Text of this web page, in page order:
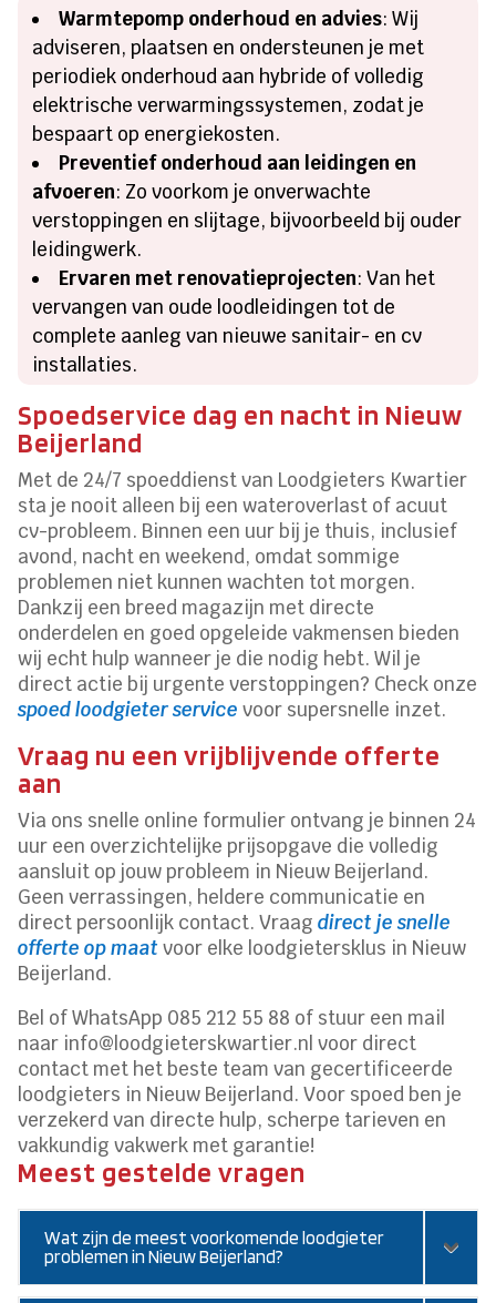
Warmtepomp onderhoud en advies: Wij
adviseren, plaatsen en ondersteunen je met
periodiek onderhoud aan hybride of volledig
elektrische verwarmingssystemen, zodat je
bespaart op energiekosten.
Preventief onderhoud aan leidingen en
afvoeren: Zo voorkom je onverwachte
verstoppingen en slijtage, bijvoorbeeld bij ouder
leidingwerk.
Ervaren met renovatieprojecten: Van het
vervangen van oude loodleidingen tot de
complete aanleg van nieuwe sanitair- en cv
installaties.
Spoedservice dag en nacht in Nieuw
Beijerland
Met de 24/7 spoeddienst van Loodgieters Kwartier
sta je nooit alleen bij een wateroverlast of acuut
cv-probleem. Binnen een uur bij je thuis, inclusief
avond, nacht en weekend, omdat sommige
problemen niet kunnen wachten tot morgen.
Dankzij een breed magazijn met directe
onderdelen en goed opgeleide vakmensen bieden
wij echt hulp wanneer je die nodig hebt. Wil je
direct actie bij urgente verstoppingen? Check onze
spoed loodgieter service voor supersnelle inzet.
Vraag nu een vrijblijvende offerte
aan
Via ons snelle online formulier ontvang je binnen 24
uur een overzichtelijke prijsopgave die volledig
aansluit op jouw probleem in Nieuw Beijerland.
Geen verrassingen, heldere communicatie en
direct persoonlijk contact. Vraagdirect je snelle
offerte op maat voor elke loodgietersklus in Nieuw
Beijerland.
Bel of WhatsApp 085 212 55 88 of stuur een mail
naar info@loodgieterskwartier.nl voor direct
contact met het beste team van gecertificeerde
loodgieters in Nieuw Beijerland. Voor spoed ben je
verzekerd van directe hulp, scherpe tarieven en
vakkundig vakwerk met garantie!
Meest gestelde vragen
Wat zijn de meest voorkomende loodgieter
problemen in Nieuw Beijerland?